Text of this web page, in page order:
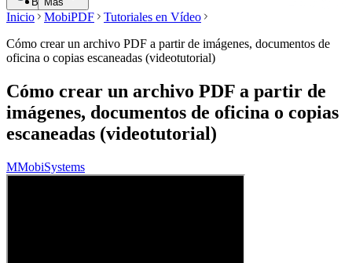
Inicio MobiPDF
Tutoriales en Vídeo
Cómo crear un archivo PDF a partir de imágenes, documentos de
oficina o copias escaneadas (videotutorial)
Cómo crear un archivo PDF a partir de
imágenes, documentos de oficina o copias
escaneadas (videotutorial)
MMobiSystems